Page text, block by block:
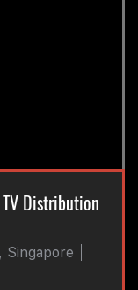
Distribution
Singapore